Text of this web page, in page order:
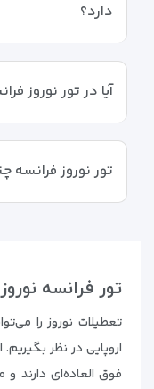
دارد؟
آیا در تور نوروز
تور نوروز فرانسه
تور فرانسه نوروز
تعطیلات نوروز را
اروپایی در نظر
فوق العاده‌ای دارند